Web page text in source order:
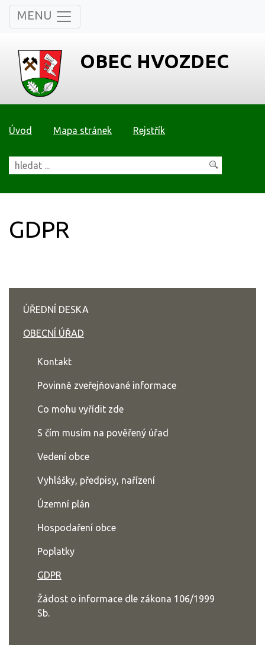
MENU
OBEC HVOZDEC
Úvod Mapa stránek Rejstřík
GDPR
ÚŘEDNÍ DESKA
OBECNÍ ÚŘAD
Kontakt
Povinně zveřejňované informace
Co mohu vyřídit zde
S čím musím na pověřený úřad
Vedení obce
Vyhlášky, předpisy, nařízení
Územní plán
Hospodaření obce
Poplatky
GDPR
Žádost o informace dle zákona 106/1999
Sb.